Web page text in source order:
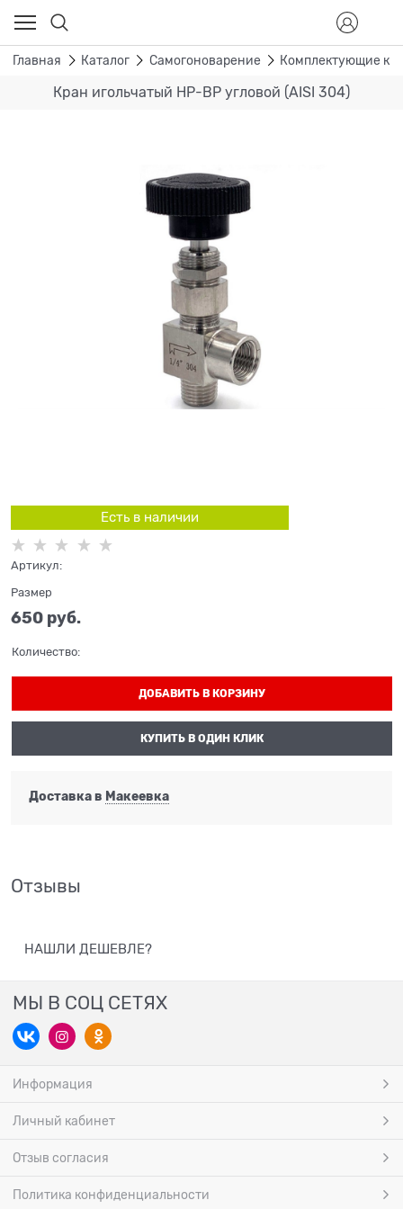
Главная Каталог Самогоноварение Комплектующие к
Кран игольчатый НР-ВР угловой (AISI 304)
Есть в наличии
Артикул:
Размер
650 руб.
Количество:
ДОБАВИТЬ В КОРЗИНУ
КУПИТЬ В ОДИН КЛИК
Доставка в Макеевка
Отзывы
НАШЛИ ДЕШЕВЛЕ?
МЫ В СОЦ СЕТЯХ
Информация
Личный кабинет
Отзыв согласия
Политика конфиденциальности